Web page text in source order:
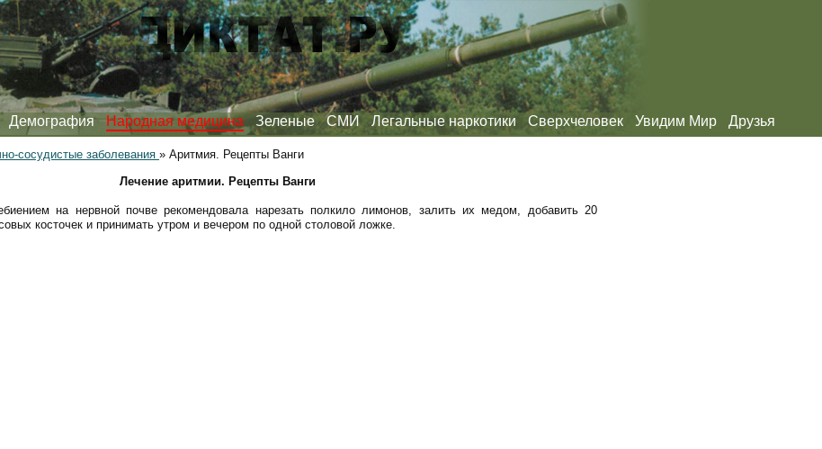
Демография Народная медицина Зеленые СМИ Легальные наркотики Сверхчеловек Увидим Мир Друзья
сосудистые заболевания » Аритмия. Рецепты Ванги
Лечение аритмии. Рецепты Ванги
на нервной почве рекомендовала нарезать полкило лимонов, залить их медом, добавить 20
косточек и принимать утром и вечером по одной столовой ложке.